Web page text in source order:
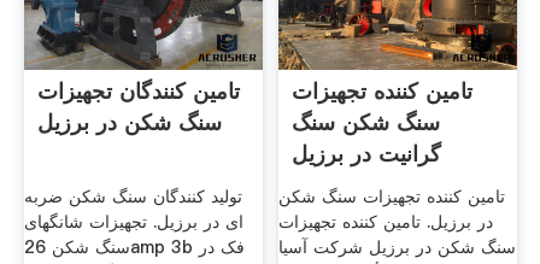
تامین کنندگان تجهیزات
سنگ شکن در برزیل
تولید کنندگان سنگ شکن ضربه
ای در برزیل. تجهیزات شانگهای
سنگ شکن 26amp 3b فک در
تامین کننده تجهیزات
سنگ شکن سنگ
گرانیت در برزیل
تامین کننده تجهیزات سنگ شکن
در برزیل. تامین کننده تجهیزات
سنگ شکن در برزیل شرکت آسیا